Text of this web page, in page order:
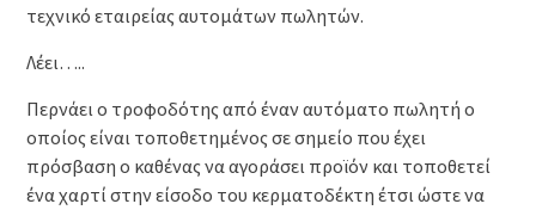
τεχνικό εταιρείας αυτομάτων πωλητών.
Λέει…..
Περνάει ο τροφοδότης από έναν αυτόματο πωλητή ο
οποίος είναι τοποθετημένος σε σημείο που έχει
πρόσβαση ο καθένας να αγοράσει προϊόν και τοποθετεί
ένα χαρτί στην είσοδο του κερματοδέκτη έτσι ώστε να